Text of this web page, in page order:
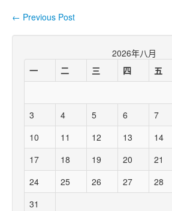
Post navigation
← Previous Post
2026年八月
一
二 三 四 五
3
4 5 6 7
10
11 12 13 14
17
18 19 20 21
24
25 26 27 28
31